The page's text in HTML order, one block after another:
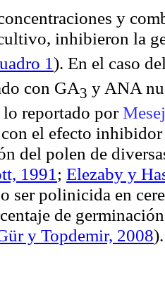
y
inhibieron la
1). En el caso
con GA3 y ANA
reportado por
el efecto
del polen de
1991 ; Elezaby y
ser polinicida en
de
y Topdemir, 2008).